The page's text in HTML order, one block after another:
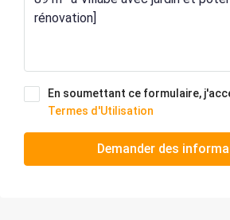
En soumettant ce formulaire,
Termes d'Utilisation
Demander des